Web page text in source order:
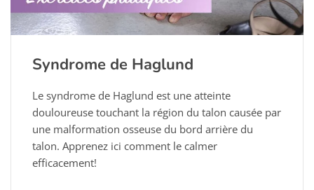
Syndrome de Haglund
Le syndrome de Haglund est une atteinte
douloureuse touchant la région du talon causée par
une malformation osseuse du bord arrière du
talon. Apprenez ici comment le calmer
efficacement!